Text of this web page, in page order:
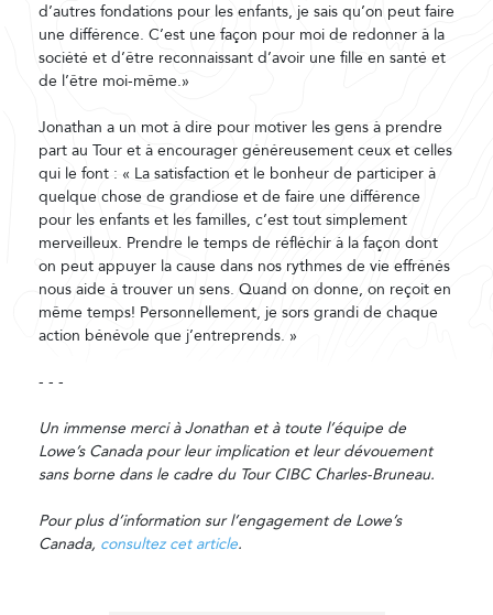
d’autres fondations pour les enfants, je sais qu’on peut faire
une différence. C’est une façon pour moi de redonner à la
société et d’être reconnaissant d’avoir une fille en santé et
de l’être moi-même.»
Jonathan a un mot à dire pour motiver les gens à prendre
part au Tour et à encourager généreusement ceux et celles
qui le font : « La satisfaction et le bonheur de participer à
quelque chose de grandiose et de faire une différence
pour les enfants et les familles, c’est tout simplement
merveilleux. Prendre le temps de réfléchir à la façon dont
on peut appuyer la cause dans nos rythmes de vie effrénés
nous aide à trouver un sens. Quand on donne, on reçoit en
même temps! Personnellement, je sors grandi de chaque
action bénévole que j’entreprends. »
- - -
Un immense merci à Jonathan et à toute l’équipe de
Lowe’s Canada pour leur implication et leur dévouement
sans borne dans le cadre du Tour CIBC Charles-Bruneau.
Pour plus d’information sur l’engagement de Lowe’s
Canada, consultez cet article.